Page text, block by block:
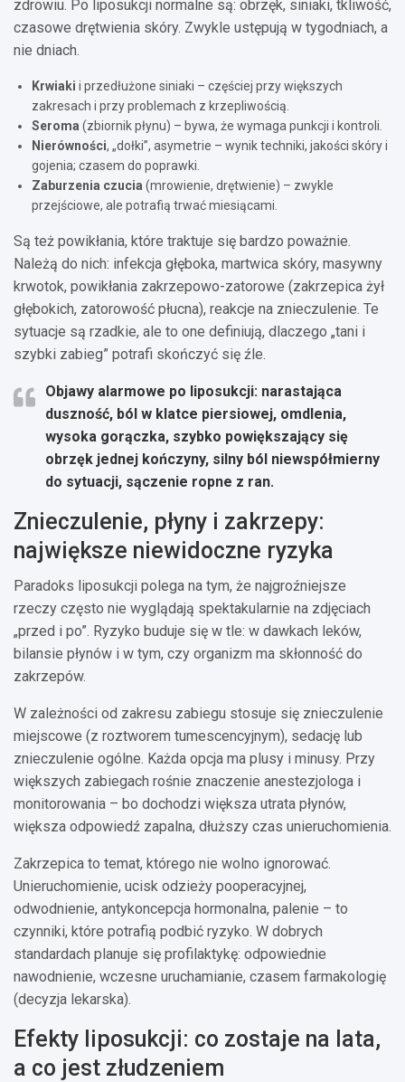
zdrowiu. Po liposukcji normalne są: obrzęk, siniaki, tkliwość,
czasowe drętwienia skóry. Zwykle ustępują w tygodniach, a
nie dniach.
Krwiaki i przedłużone siniaki – częściej przy większych
zakresach i przy problemach z krzepliwością.
Seroma (zbiornik płynu) – bywa, że wymaga punkcji i kontroli.
Nierówności, „dołki”, asymetrie – wynik techniki, jakości skóry i
gojenia; czasem do poprawki.
Zaburzenia czucia (mrowienie, drętwienie) – zwykle
przejściowe, ale potrafią trwać miesiącami.
Są też powikłania, które traktuje się bardzo poważnie.
Należą do nich: infekcja głęboka, martwica skóry, masywny
krwotok, powikłania zakrzepowo-zatorowe (zakrzepica żył
głębokich, zatorowość płucna), reakcje na znieczulenie. Te
sytuacje są rzadkie, ale to one definiują, dlaczego „tani i
szybki zabieg” potrafi skończyć się źle.
Objawy alarmowe po liposukcji: narastająca
duszność, ból w klatce piersiowej, omdlenia,
wysoka gorączka, szybko powiększający się
obrzęk jednej kończyny, silny ból niewspółmierny
do sytuacji, sączenie ropne z ran.
Znieczulenie, płyny i zakrzepy:
największe niewidoczne ryzyka
Paradoks liposukcji polega na tym, że najgroźniejsze
rzeczy często nie wyglądają spektakularnie na zdjęciach
„przed i po”. Ryzyko buduje się w tle: w dawkach leków,
bilansie płynów i w tym, czy organizm ma skłonność do
zakrzepów.
W zależności od zakresu zabiegu stosuje się znieczulenie
miejscowe (z roztworem tumescencyjnym), sedację lub
znieczulenie ogólne. Każda opcja ma plusy i minusy. Przy
większych zabiegach rośnie znaczenie anestezjologa i
monitorowania – bo dochodzi większa utrata płynów,
większa odpowiedź zapalna, dłuższy czas unieruchomienia.
Zakrzepica to temat, którego nie wolno ignorować.
Unieruchomienie, ucisk odzieży pooperacyjnej,
odwodnienie, antykoncepcja hormonalna, palenie – to
czynniki, które potrafią podbić ryzyko. W dobrych
standardach planuje się profilaktykę: odpowiednie
nawodnienie, wczesne uruchamianie, czasem farmakologię
(decyzja lekarska).
Efekty liposukcji: co zostaje na lata,
a co jest złudzeniem